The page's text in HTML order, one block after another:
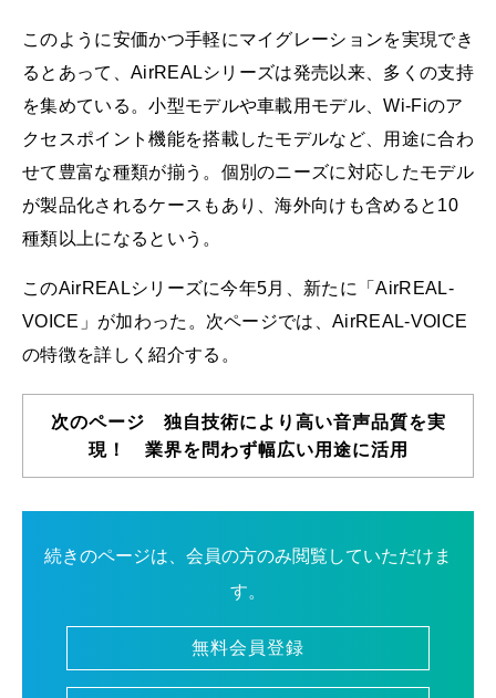
このように安価かつ手軽にマイグレーションを実現でき
るとあって、AirREALシリーズは発売以来、多くの支持
を集めている。小型モデルや車載用モデル、Wi-Fiのア
クセスポイント機能を搭載したモデルなど、用途に合わ
せて豊富な種類が揃う。個別のニーズに対応したモデル
が製品化されるケースもあり、海外向けも含めると10
種類以上になるという。
このAirREALシリーズに今年5月、新たに「AirREAL-
VOICE」が加わった。次ページでは、AirREAL-VOICE
の特徴を詳しく紹介する。
次のページ 独自技術により高い音声品質を実
現！ 業界を問わず幅広い用途に活用
続きのページは、会員の方のみ閲覧していただけま
す。
無料会員登録